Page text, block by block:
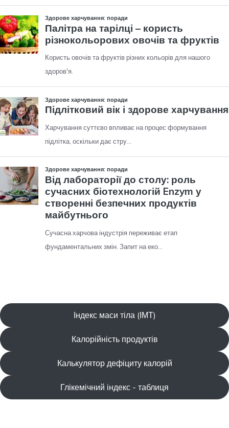
Індекс маси тіла (ІМТ)
Калорійність продуктів
Калькулятор дефіциту калорій
Глікемічний індекс - таблиця